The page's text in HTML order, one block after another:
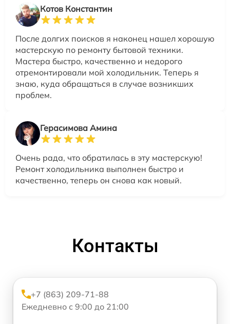
Котов Константин
После долгих поисков я наконец нашел хорошую
мастерскую по ремонту бытовой техники.
Мастера быстро, качественно и недорого
отремонтировали мой холодильник. Теперь я
знаю, куда обращаться в случае возникших
проблем.
Герасимова Амина
Очень рада, что обратилась в эту мастерскую!
Ремонт холодильника выполнен быстро и
качественно, теперь он снова как новый.
Контакты
+7 (863) 209-71-88
Ежедневно с 9:00 до 21:00